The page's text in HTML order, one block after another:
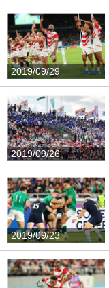
2019/09/29
2019/09/26
2019/09/23